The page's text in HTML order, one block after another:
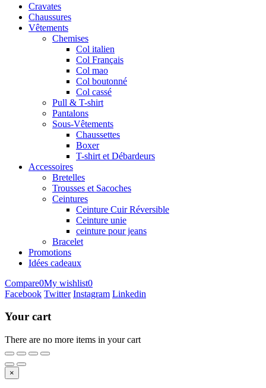
Cravates
Chaussures
Vêtements
Chemises
Col italien
Col Français
Col mao
Col boutonné
Col cassé
Pull & T-shirt
Pantalons
Sous-Vêtements
Chaussettes
Boxer
T-shirt et Débardeurs
Accessoires
Bretelles
Trousses et Sacoches
Ceintures
Ceinture Cuir Réversible
Ceinture unie
ceinture pour jeans
Bracelet
Promotions
Idées cadeaux
Compare0My wishlist0
Facebook Twitter Instagram Linkedin
Your cart
There are no more items in your cart
×